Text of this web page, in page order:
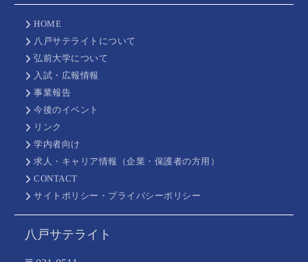
HOME
八戸サテライトについて
弘前大学について
入試・広報情報
事業報告
今後のイベント
リンク
学内者向け
求人・キャリア情報（企業・保護者の方用）
CONTACT
サイトポリシー・プライバシーポリシー
八戸サテライト